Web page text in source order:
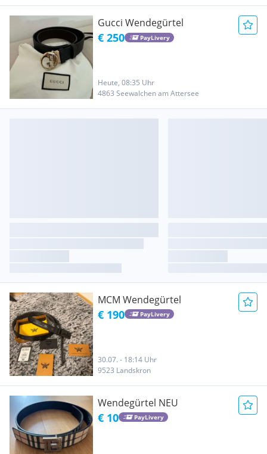
Gucci Wendegürtel
€ 250 PayLivery
Heute, 08:35 Uhr
4863 Seewalchen am Attersee
MCM Wendegürtel
€ 190 PayLivery
30.07. - 18:14 Uhr
9523 Landskron
Wendegürtel NEU
€ 10 PayLivery